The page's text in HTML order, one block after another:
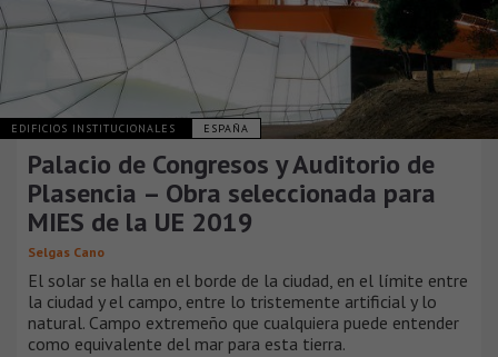
EDIFICIOS INSTITUCIONALES ESPAÑA
Palacio de Congresos y Auditorio de
Plasencia – Obra seleccionada para
MIES de la UE 2019
Selgas Cano
El solar se halla en el borde de la ciudad, en el límite entre
la ciudad y el campo, entre lo tristemente artificial y lo
natural. Campo extremeño que cualquiera puede entender
como equivalente del mar para esta tierra.